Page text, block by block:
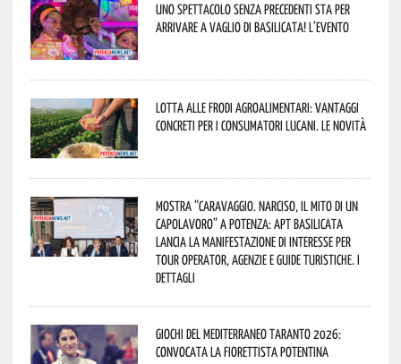
Uno spettacolo senza precedenti sta per
arrivare a Vaglio di Basilicata! L’evento
Lotta alle frodi agroalimentari: vantaggi
concreti per i consumatori lucani. Le novità
Mostra “Caravaggio. Narciso, il mito di un
capolavoro” a Potenza: APT Basilicata
lancia la manifestazione di interesse per
Tour Operator, Agenzie e Guide Turistiche. I
dettagli
Giochi del Mediterraneo Taranto 2026:
convocata la fiorettista potentina